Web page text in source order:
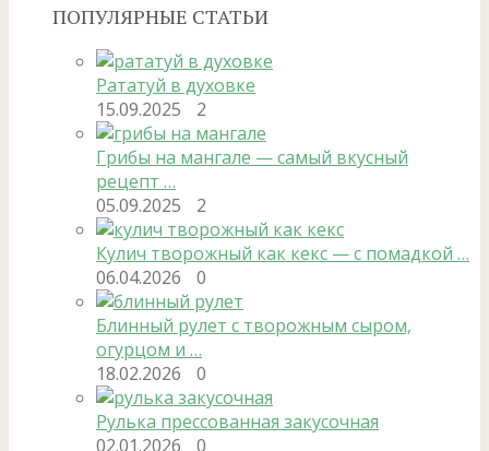
ПОПУЛЯРНЫЕ СТАТЬИ
Рататуй в духовке
15.09.2025
2
Грибы на мангале — самый вкусный
рецепт …
05.09.2025
2
Кулич творожный как кекс — с помадкой …
06.04.2026
0
Блинный рулет с творожным сыром,
огурцом и …
18.02.2026
0
Рулька прессованная закусочная
02.01.2026
0